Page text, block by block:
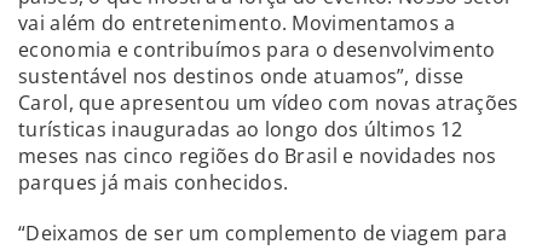
vai além do entretenimento. Movimentamos a
economia e contribuímos para o desenvolvimento
sustentável nos destinos onde atuamos”, disse
Carol, que apresentou um vídeo com novas atrações
turísticas inauguradas ao longo dos últimos 12
meses nas cinco regiões do Brasil e novidades nos
parques já mais conhecidos.
“Deixamos de ser um complemento de viagem para